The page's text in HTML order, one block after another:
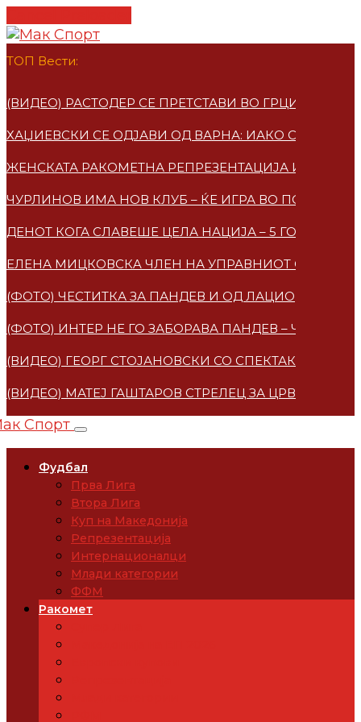
ТОП Вести:
(ВИДЕО) РАСТОДЕР СЕ ПРЕТСТАВИ ВО ГРЦИЈА –
ХАЏИЕВСКИ СЕ ОДЈАВИ ОД ВАРНА: ИАКО СУМ
ЖЕНСКАТА РАКОМЕТНА РЕПРЕЗЕНТАЦИЈА ИМАА
ЧУРЛИНОВ ИМА НОВ КЛУБ – ЌЕ ИГРА ВО ПОЛСКА
ДЕНОТ КОГА СЛАВЕШЕ ЦЕЛА НАЦИЈА – 5 ГОДИНИ
ЕЛЕНА МИЦКОВСКA ЧЛЕН НА УПРАВНИОТ ОДБОР
(ФОТО) ЧЕСТИТКА ЗА ПАНДЕВ И ОД ЛАЦИО
(ФОТО) ИНТЕР НЕ ГО ЗАБОРАВА ПАНДЕВ –
(ВИДЕО) ГЕОРГ СТОЈАНОВСКИ СО СПЕКТАКУЛАРЕН
(ВИДЕО) МАТЕЈ ГАШТАРОВ СТРЕЛЕЦ ЗА ЦРВЕНА
Фудбал
Прва Лига
Втора Лига
Куп на Македонија
Репрезентација
Интернационалци
Млади категории
ФФМ
Ракомет